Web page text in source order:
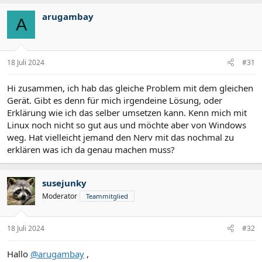
A arugambay
18 Juli 2024 #31
Hi zusammen, ich hab das gleiche Problem mit dem gleichen
Gerät. Gibt es denn für mich irgendeine Lösung, oder
Erklärung wie ich das selber umsetzen kann. Kenn mich mit
Linux noch nicht so gut aus und möchte aber von Windows
weg. Hat vielleicht jemand den Nerv mit das nochmal zu
erklären was ich da genau machen muss?
susejunky
Moderator Teammitglied
18 Juli 2024 #32
Hallo @arugambay ,